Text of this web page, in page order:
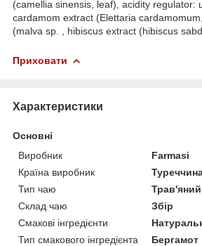
(camellia sinensis, leaf), acidity regulator:
cardamom extract (Elettaria
(malva sp. , hibiscus extract (hibiscus
Приховати
Характеристики
Основні
Виробник
Farmasi
Країна виробник
Тип чаю
Склад чаю
Збір
Смакові інгредієнти
Тип смакового інгредієнта
Бергамот